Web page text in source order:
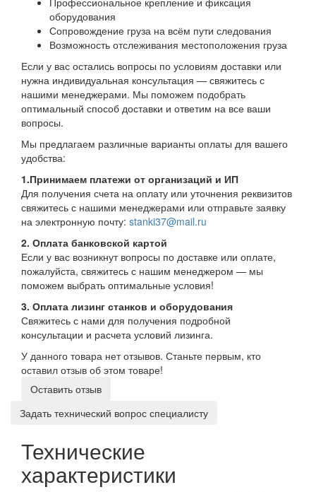
оборудования
Сопровождение груза на всём пути следования
Возможность отслеживания местоположения груза
Если у вас остались вопросы по условиям доставки или
нужна индивидуальная консультация — свяжитесь с
нашими менеджерами. Мы поможем подобрать
оптимальный способ доставки и ответим на все ваши
вопросы.
Мы предлагаем различные варианты оплаты для вашего
удобства:
1.Принимаем платежи от организаций и ИП
Для получения счета на оплату или уточнения реквизитов
свяжитесь с нашими менеджерами или отправьте заявку
на электронную почту: stanki37@mail.ru
2. Оплата банковской картой
Если у вас возникнут вопросы по доставке или оплате,
пожалуйста, свяжитесь с нашим менеджером — мы
поможем выбрать оптимальные условия!
3. Оплата лизинг станков и оборудования
Свяжитесь с нами для получения подробной
консультации и расчета условий лизинга.
У данного товара нет отзывов. Станьте первым, кто
оставил отзыв об этом товаре!
Оставить отзыв
Задать технический вопрос специалисту
Технические
характеристики